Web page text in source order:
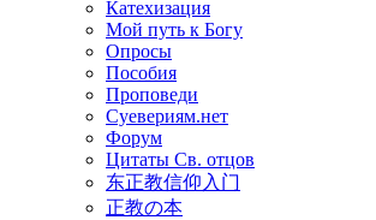
Катехизация
Мой путь к Богу
Опросы
Пособия
Проповеди
Суевериям.нет
Форум
Цитаты Св. отцов
东正教信仰入门
正教の本